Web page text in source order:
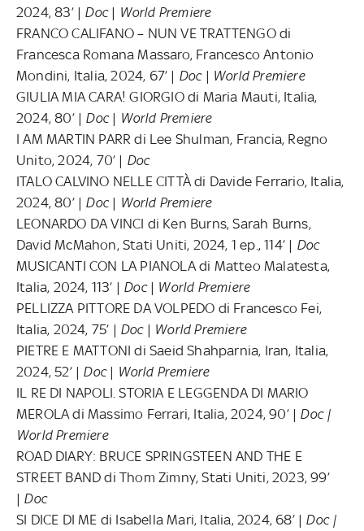
2024, 83’ | Doc| World Premiere
FRANCO CALIFANO – NUN VE TRATTENGO di
Francesca Romana Massaro, Francesco Antonio
Mondini, Italia, 2024, 67’ | Doc| World Premiere
GIULIA MIA CARA! GIORGIO di Maria Mauti, Italia,
2024, 80’ | Doc| World Premiere
I AM MARTIN PARR di Lee Shulman, Francia, Regno
Unito, 2024, 70’ | Doc
ITALO CALVINO NELLE CITTÀ di Davide Ferrario, Italia,
2024, 80’ | Doc| World Premiere
LEONARDO DA VINCI di Ken Burns, Sarah Burns,
David McMahon, Stati Uniti, 2024, 1 ep., 114’ | Doc
MUSICANTI CON LA PIANOLA di Matteo Malatesta,
Italia, 2024, 113’ | Doc| World Premiere
PELLIZZA PITTORE DA VOLPEDO di Francesco Fei,
Italia, 2024, 75’ | Doc| World Premiere
PIETRE E MATTONI di Saeid Shahparnia, Iran, Italia,
2024, 52’ | Doc| World Premiere
IL RE DI NAPOLI. STORIA E LEGGENDA DI MARIO
MEROLA di Massimo Ferrari, Italia, 2024, 90’ | Doc |
World Premiere
ROAD DIARY: BRUCE SPRINGSTEEN AND THE E
STREET BAND di Thom Zimny, Stati Uniti, 2023, 99’
| Doc
SI DICE DI ME di Isabella Mari, Italia, 2024, 68’ | Doc |